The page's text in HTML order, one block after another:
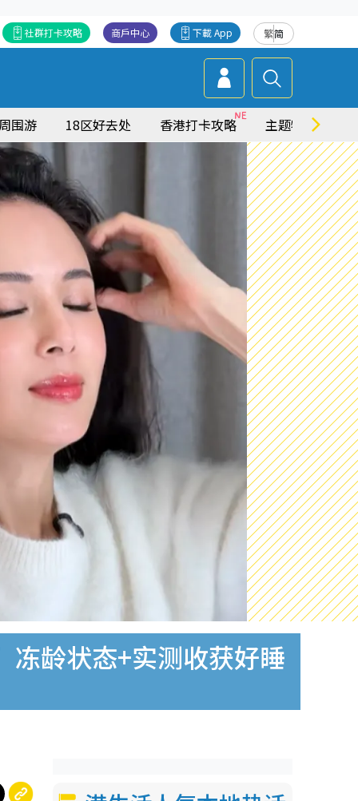
繁简
下載 App
商戶中心
社群打卡攻略
周围游 18区好去处 香港打卡攻略 主题特集
龄状态+实测收获好睡